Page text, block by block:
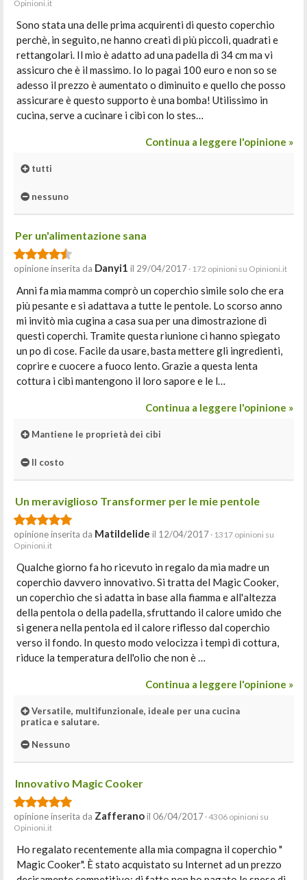
Opinioni.it
Sono stata una delle prima acquirenti di questo coperchio
perchè, in seguito, ne hanno creati di più piccoli, quadrati e
rettangolari. Il mio è adatto ad una padella di 34 cm ma vi
assicuro che è il massimo. Io lo pagai 100 euro e non so se
adesso il prezzo è aumentato o diminuito e quello che posso
assicurare è questo supporto è una bomba! Utilissimo in
cucina, serve a cucinare i cibi con lo stes…
Continua a leggere l'opinione »
tutti
nessuno
Per un'alimentazione sana
opinione inserita da Danyi1 il 29/04/2017 · 172 opinioni su Opinioni.it
Anni fa mia mamma comprò un coperchio simile solo che era
più pesante e si adattava a tutte le pentole. Lo scorso anno
mi invitò mia cugina a casa sua per una dimostrazione di
questi coperchi. Tramite questa riunione ci hanno spiegato
un po di cose. Facile da usare, basta mettere gli ingredienti,
coprire e cuocere a fuoco lento. Grazie a questa lenta
cottura i cibi mantengono il loro sapore e le l…
Continua a leggere l'opinione »
Mantiene le proprietà dei cibi
Il costo
Un meraviglioso Transformer per le mie pentole
opinione inserita da Matildelide il 12/04/2017 · 1317 opinioni su
Opinioni.it
Qualche giorno fa ho ricevuto in regalo da mia madre un
coperchio davvero innovativo. Si tratta del Magic Cooker,
un coperchio che si adatta in base alla fiamma e all'altezza
della pentola o della padella, sfruttando il calore umido che
si genera nella pentola ed il calore riflesso dal coperchio
verso il fondo. In questo modo velocizza i tempi di cottura,
riduce la temperatura dell'olio che non è …
Continua a leggere l'opinione »
Versatile, multifunzionale, ideale per una cucina
pratica e salutare.
Nessuno
Innovativo Magic Cooker
opinione inserita da Zafferanoil 06/04/2017 · 4306 opinioni su
Opinioni.it
Ho regalato recentemente alla mia compagna il coperchio "
Magic Cooker". È stato acquistato su Internet ad un prezzo